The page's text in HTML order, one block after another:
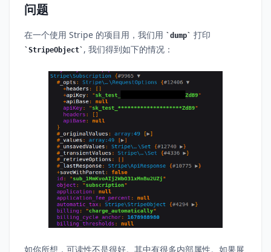
问题
在一个使用 Stripe 的项目用，我们用 dump 打印
StripeObject , 我们得到如下的情况：
如你所想，可读性不是很好。其中有很多内部属性。如果展